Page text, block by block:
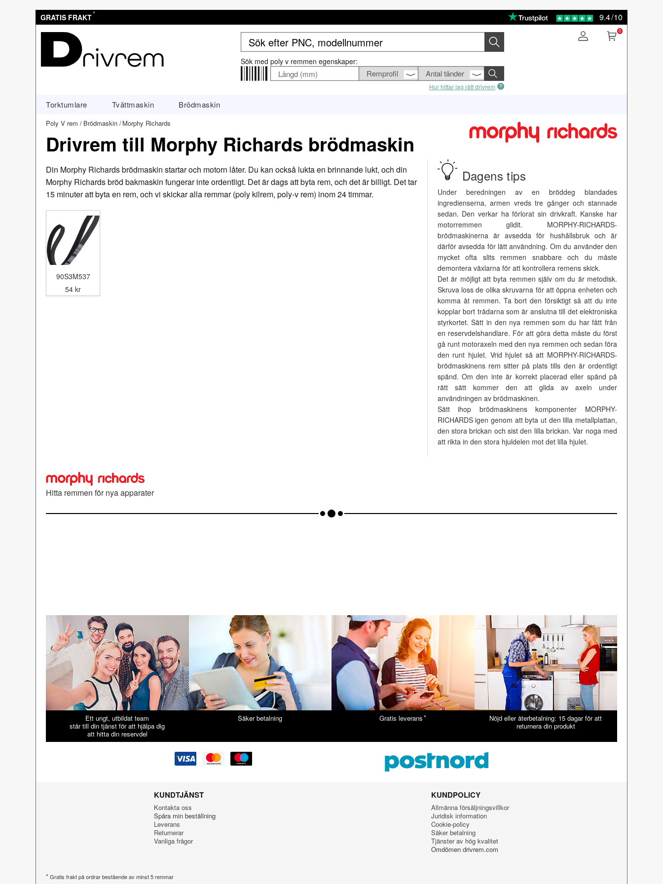
GRATIS FRAKT* 9.4/10
Sök med poly v remmen egenskaper:
Hur hittar jag rätt drivrem
0
Torktumlare Tvättmaskin Brödmaskin
Poly V rem Brödmaskin Morphy Richards
Dagens tips
Under beredningen av en bröddeg blandades
ingredienserna, armen vreds tre gånger och stannade
sedan. Den verkar ha förlorat sin drivkraft. Kanske har
motorremmen glidit. MORPHY-RICHARDS-
brödmaskinerna är avsedda för hushållsbruk och är
därför avsedda för lätt användning. Om du använder den
mycket ofta slits remmen snabbare och du måste
demontera växlarna för att kontrollera remens skick.
Det är möjligt att byta remmen själv om du är metodisk.
Skruva loss de olika skruvarna för att öppna enheten och
komma åt remmen. Ta bort den försiktigt så att du inte
kopplar bort trådarna som är anslutna till det elektroniska
styrkortet. Sätt in den nya remmen som du har fått från
en reservdelshandlare. För att göra detta måste du först
gå runt motoraxeln med den nya remmen och sedan föra
den runt hjulet. Vrid hjulet så att MORPHY-RICHARDS-
brödmaskinens rem sitter på plats tills den är ordentligt
spänd. Om den inte är korrekt placerad eller spänd på
rätt sätt kommer den att glida av axeln under
användningen av brödmaskinen.
Sätt ihop brödmaskinens komponenter MORPHY-
RICHARDS igen genom att byta ut den lilla metallplattan,
den stora brickan och sist den lilla brickan. Var noga med
att rikta in den stora hjuldelen mot det lilla hjulet.
Drivrem till Morphy Richards brödmaskin
Din Morphy Richards brödmaskin startar och motorn låter. Du kan också lukta en brinnande lukt, och din
Morphy Richards bröd bakmaskin fungerar inte ordentligt. Det är dags att byta rem, och det är billigt. Det tar
15 minuter att byta en rem, och vi skickar alla remmar (poly kilrem, poly-v rem) inom 24 timmar.
90S3M537
54 kr
Hitta remmen för nya apparater
Ett ungt, utbildat team
står till din tjänst för att hjälpa dig
att hitta din reservdel
Säker betalning Gratis leverans*
Nöjd eller återbetalning: 15 dagar för att
returnera din produkt
KUNDTJÄNST
Kontakta oss
Spåra min beställning
Leverans
Returnerar
Vanliga frågor
KUNDPOLICY
Allmänna försäljningsvillkor
Juridisk information
Cookie-policy
Säker betalning
Tjänster av hög kvalitet
Omdömen drivrem.com
*Gratis frakt på ordrar bestående av minst 5 remmar